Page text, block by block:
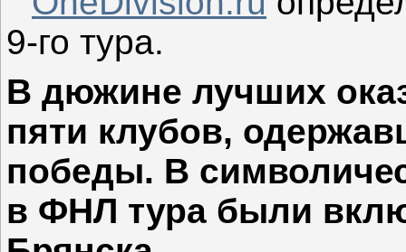
9-го тура.
В дюжине лучших
пяти клубов,
победы. В
в ФНЛ тура были